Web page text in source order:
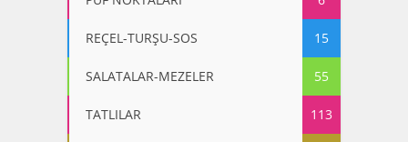
REÇEL-TURŞU-SOS 15
SALATALAR-MEZELER 55
TATLILAR 113